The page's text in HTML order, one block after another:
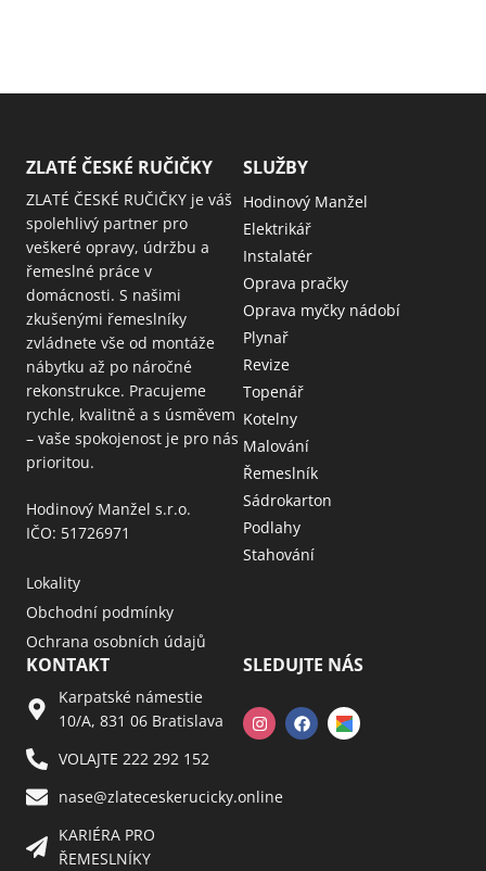
ZLATÉ ČESKÉ RUČIČKY
ZLATÉ ČESKÉ RUČIČKY je váš
spolehlivý partner pro
veškeré opravy, údržbu a
řemeslné práce v
domácnosti. S našimi
zkušenými řemeslníky
zvládnete vše od montáže
nábytku až po náročné
rekonstrukce. Pracujeme
rychle, kvalitně a s úsměvem
– vaše spokojenost je pro nás
prioritou.
Hodinový Manžel s.r.o.
IČO: 51726971
Lokality
Obchodní podmínky
Ochrana osobních údajů
SLUŽBY
Hodinový Manžel
Elektrikář
Instalatér
Oprava pračky
Oprava myčky nádobí
Plynař
Revize
Topenář
Kotelny
Malování
Řemeslník
Sádrokarton
Podlahy
Stahování
KONTAKT
Karpatské námestie
10/A, 831 06 Bratislava
VOLAJTE 222 292 152
nase@zlateceskerucicky.online
KARIÉRA PRO
ŘEMESLNÍKY
SLEDUJTE NÁS